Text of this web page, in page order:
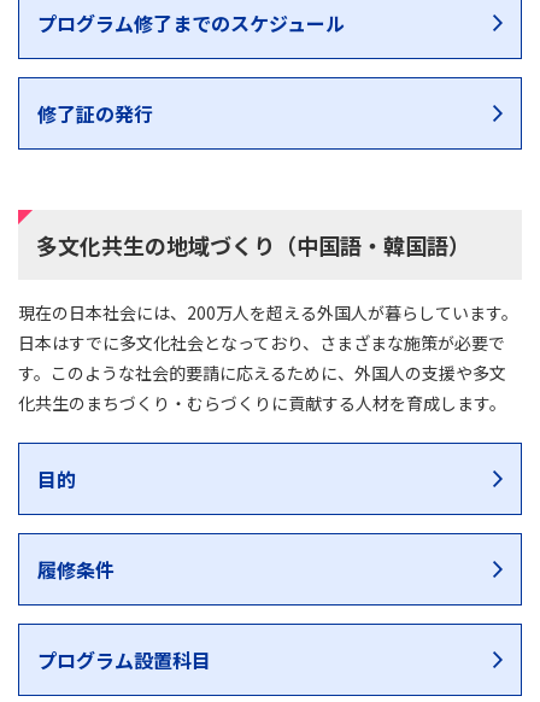
プログラム修了までのスケジュール
修了証の発行
多文化共生の地域づくり（中国語・韓国語）
現在の日本社会には、200万人を超える外国人が暮らしています。
日本はすでに多文化社会となっており、さまざまな施策が必要で
す。このような社会的要請に応えるために、外国人の支援や多文
化共生のまちづくり・むらづくりに貢献する人材を育成します。
目的
履修条件
プログラム設置科目